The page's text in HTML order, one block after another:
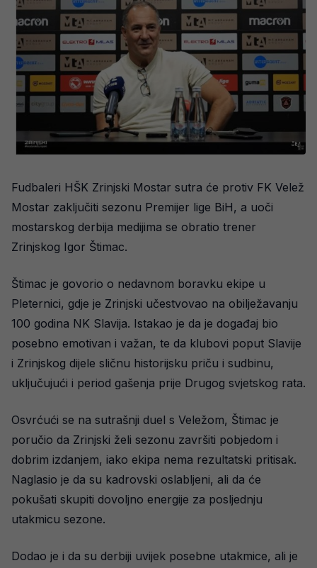
Fudbaleri HŠK Zrinjski Mostar sutra će protiv FK Velež
Mostar zaključiti sezonu Premijer lige BiH, a uoči
mostarskog derbija medijima se obratio trener
Zrinjskog Igor Štimac.
Štimac je govorio o nedavnom boravku ekipe u
Pleternici, gdje je Zrinjski učestvovao na obilježavanju
100 godina NK Slavija. Istakao je da je događaj bio
posebno emotivan i važan, te da klubovi poput Slavije
i Zrinjskog dijele sličnu historijsku priču i sudbinu,
uključujući i period gašenja prije Drugog svjetskog rata.
Osvrćući se na sutrašnji duel s Veležom, Štimac je
poručio da Zrinjski želi sezonu završiti pobjedom i
dobrim izdanjem, iako ekipa nema rezultatski pritisak.
Naglasio je da su kadrovski oslabljeni, ali da će
pokušati skupiti dovoljno energije za posljednju
utakmicu sezone.
Dodao je i da su derbiji uvijek posebne utakmice, ali je